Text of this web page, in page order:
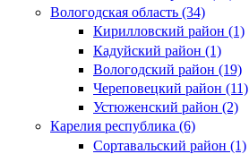
Вологодская область (34)
Кирилловский район (1)
Кадуйский район (1)
Вологодский район (19)
Череповецкий район (11)
Устюженский район (2)
Карелия республика (6)
Сортавальский район (1)